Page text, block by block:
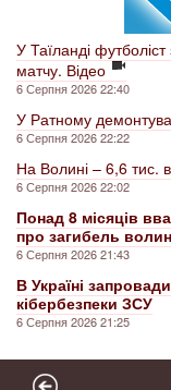
У Таїланді
матчу. Відео
6 Серпня 2026 22:40
У Ратному
6 Серпня 2026 22:22
На Волині – 6,6 тис.
6 Серпня 2026 22:02
Понад 8 місяців
про загибель
6 Серпня 2026 21:43
В Україні
кібербезпеки ЗСУ
6 Серпня 2026 21:25